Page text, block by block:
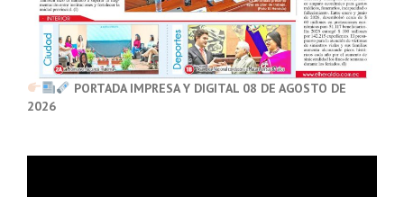
PORTADA IMPRESA Y DIGITAL 08 DE AGOSTO DE
2026